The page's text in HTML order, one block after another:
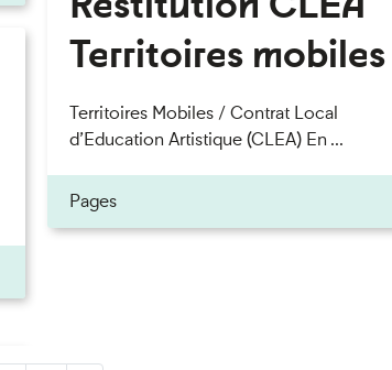
Territoires mobiles
Territoires Mobiles / Contrat Local
d’Education Artistique (CLEA) En ...
Pages